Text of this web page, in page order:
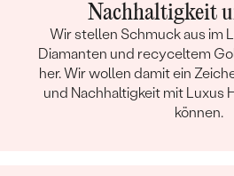
Nachhaltigkeit
Wir stellen Schmuck aus im
Diamanten und recyceltem
her. Wir wollen damit ein
und Nachhaltigkeit mit Luxus
können.